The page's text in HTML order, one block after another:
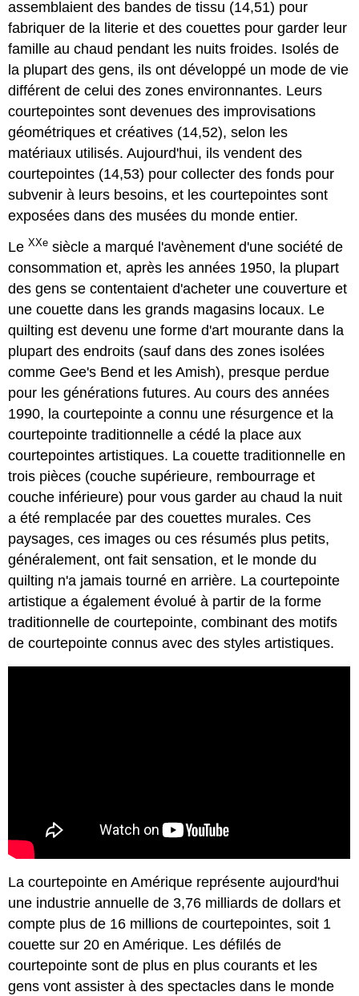
assemblaient des bandes de tissu (14,51) pour
fabriquer de la literie et des couettes pour garder leur
famille au chaud pendant les nuits froides. Isolés de
la plupart des gens, ils ont développé un mode de vie
différent de celui des zones environnantes. Leurs
courtepointes sont devenues des improvisations
géométriques et créatives (14,52), selon les
matériaux utilisés. Aujourd'hui, ils vendent des
courtepointes (14,53) pour collecter des fonds pour
subvenir à leurs besoins, et les courtepointes sont
exposées dans des musées du monde entier.
LeXXe siècle a marqué l'avènement d'une société de
consommation et, après les années 1950, la plupart
des gens se contentaient d'acheter une couverture et
une couette dans les grands magasins locaux. Le
quilting est devenu une forme d'art mourante dans la
plupart des endroits (sauf dans des zones isolées
comme Gee's Bend et les Amish), presque perdue
pour les générations futures. Au cours des années
1990, la courtepointe a connu une résurgence et la
courtepointe traditionnelle a cédé la place aux
courtepointes artistiques. La couette traditionnelle en
trois pièces (couche supérieure, rembourrage et
couche inférieure) pour vous garder au chaud la nuit
a été remplacée par des couettes murales. Ces
paysages, ces images ou ces résumés plus petits,
généralement, ont fait sensation, et le monde du
quilting n'a jamais tourné en arrière. La courtepointe
artistique a également évolué à partir de la forme
traditionnelle de courtepointe, combinant des motifs
de courtepointe connus avec des styles artistiques.
La courtepointe en Amérique représente aujourd'hui
une industrie annuelle de 3,76 milliards de dollars et
compte plus de 16 millions de courtepointes, soit 1
couette sur 20 en Amérique. Les défilés de
courtepointe sont de plus en plus courants et les
gens vont assister à des spectacles dans le monde